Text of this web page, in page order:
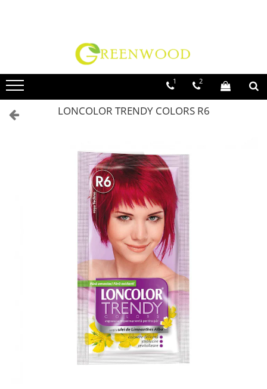
Produse Curatenie
Detergenti Rufe
Detergent Rufe Pudra
Detergent Rufe Lichid
Inalbitor & Indepartare Pete
Anticalcar & Igienizante
Curatare Bucatarie
Aragaz, Plita, Cuptor & Grill
Prosoape de Hartie & Servetele
Accesorii Bucatarie
1 2
LONCOLOR TRENDY COLORS R6